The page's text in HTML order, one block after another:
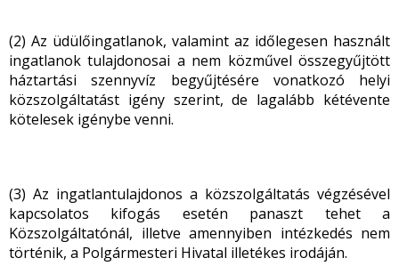
(2) Az üdülőingatlanok, valamint az időlegesen használt
ingatlanok tulajdonosai a nem közművel összegyűjtött
háztartási szennyvíz begyűjtésére vonatkozó helyi
közszolgáltatást igény szerint, de lagalább kétévente
kötelesek igénybe venni.
(3) Az ingatlantulajdonos a közszolgáltatás végzésével
kapcsolatos kifogás esetén panaszt tehet a
Közszolgáltatónál, illetve amennyiben intézkedés nem
történik, a Polgármesteri Hivatal illetékes irodáján.